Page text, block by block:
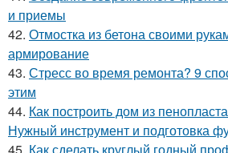
и приемы
42. Отмостка из бетона своими
армирование
43. Стресс во время ремонта? 9
этим
44. Как построить дом из
Нужный инструмент и подготовка